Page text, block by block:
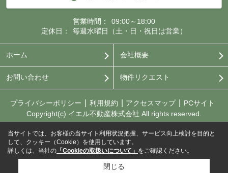
営業時間：
09:00～18:00
定休日：
毎週水曜日（土・日・祝日は営業）
ホーム 会社概要
お問い合わせ 物件リクエスト
プライバシーポリシー 利用規約 アクセスマップ
PCサイト
Copyright(c) イエル不動産株式会社 All rights reserved.
当サイトでは、お客様の当サイト利用状況把握、サービス向上検討を目的と
して、クッキー（Cookie）を使用しています。
詳しくは、当社の 「Cookieの取扱いについて」 をご確認ください。
閉じる